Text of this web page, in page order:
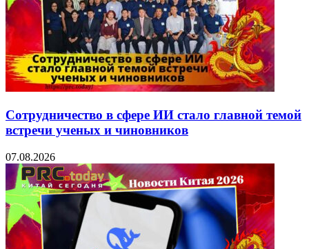
Сотрудничество в сфере ИИ стало главной темой
встречи ученых и чиновников
07.08.2026